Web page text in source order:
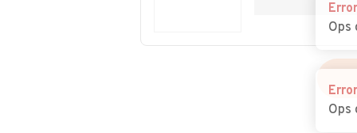
Error
Ops
Error
Ops